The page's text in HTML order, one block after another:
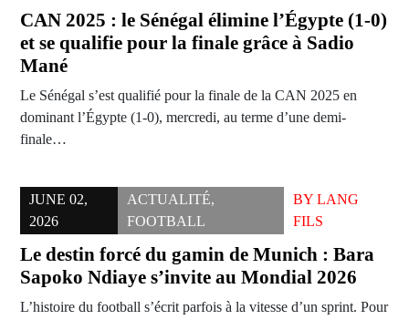
CAN 2025 : le Sénégal élimine l’Égypte (1-0)
et se qualifie pour la finale grâce à Sadio
Mané
Le Sénégal s’est qualifié pour la finale de la CAN 2025 en
dominant l’Égypte (1-0), mercredi, au terme d’une demi-
finale…
JUNE 02,
2026
ACTUALITÉ,
FOOTBALL
BYLANG
FILS
Le destin forcé du gamin de Munich : Bara
Sapoko Ndiaye s’invite au Mondial 2026
L’histoire du football s’écrit parfois à la vitesse d’un sprint. Pour